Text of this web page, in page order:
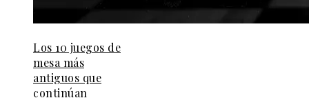
Los 10 juegos de
mesa más
antiguos que
continúan